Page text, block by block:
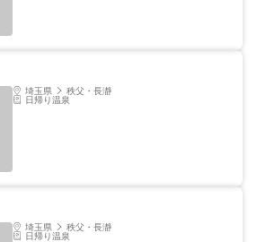
埼玉県 秩父・長瀞
日帰り温泉
埼玉県 秩父・長瀞
日帰り温泉